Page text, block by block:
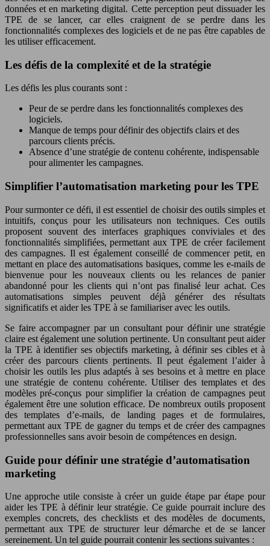
données et en marketing digital. Cette perception peut dissuader les
TPE de se lancer, car elles craignent de se perdre dans les
fonctionnalités complexes des logiciels et de ne pas être capables de
les utiliser efficacement.
Les défis de la complexité et de la stratégie
Les défis les plus courants sont :
Peur de se perdre dans les fonctionnalités complexes des
logiciels.
Manque de temps pour définir des objectifs clairs et des
parcours clients précis.
Absence d’une stratégie de contenu cohérente, indispensable
pour alimenter les campagnes.
Simplifier l’automatisation marketing pour les TPE
Pour surmonter ce défi, il est essentiel de choisir des outils simples et
intuitifs, conçus pour les utilisateurs non techniques. Ces outils
proposent souvent des interfaces graphiques conviviales et des
fonctionnalités simplifiées, permettant aux TPE de créer facilement
des campagnes. Il est également conseillé de commencer petit, en
mettant en place des automatisations basiques, comme les e-mails de
bienvenue pour les nouveaux clients ou les relances de panier
abandonné pour les clients qui n’ont pas finalisé leur achat. Ces
automatisations simples peuvent déjà générer des résultats
significatifs et aider les TPE à se familiariser avec les outils.
Se faire accompagner par un consultant pour définir une stratégie
claire est également une solution pertinente. Un consultant peut aider
la TPE à identifier ses objectifs marketing, à définir ses cibles et à
créer des parcours clients pertinents. Il peut également l’aider à
choisir les outils les plus adaptés à ses besoins et à mettre en place
une stratégie de contenu cohérente. Utiliser des templates et des
modèles pré-conçus pour simplifier la création de campagnes peut
également être une solution efficace. De nombreux outils proposent
des templates d’e-mails, de landing pages et de formulaires,
permettant aux TPE de gagner du temps et de créer des campagnes
professionnelles sans avoir besoin de compétences en design.
Guide pour définir une stratégie d’automatisation
marketing
Une approche utile consiste à créer un guide étape par étape pour
aider les TPE à définir leur stratégie. Ce guide pourrait inclure des
exemples concrets, des checklists et des modèles de documents,
permettant aux TPE de structurer leur démarche et de se lancer
sereinement. Un tel guide pourrait contenir les sections suivantes :